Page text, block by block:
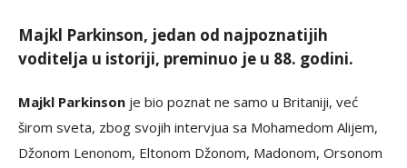
Majkl Parkinson, jedan od najpoznatijih
voditelja u istoriji, preminuo je u 88. godini.
Majkl Parkinson je bio poznat ne samo u Britaniji, već
širom sveta, zbog svojih intervjua sa Mohamedom Alijem,
Džonom Lenonom, Eltonom Džonom, Madonom, Orsonom